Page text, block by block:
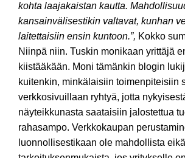
kohta laajakaistan kautta.
kansainvälisestikin valtavat, kunhan
laitettaisiin ensin kuntoon.”, Kokko
Niinpä niin. Tuskin monikaan yrittäjä
kiistääkään. Moni tämänkin blogin
kuitenkin, minkälaisiin toimenpiteisiin
verkkosivuillaan ryhtyä, jotta
näyteikkunasta saataisiin jalostettua
rahasampo. Verkkokaupan
luonnollisestikaan ole mahdollista